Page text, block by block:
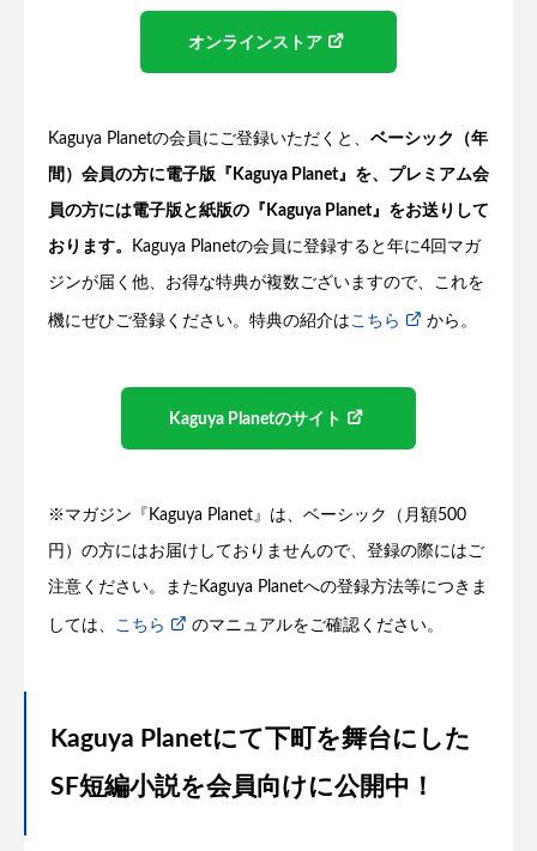
オンラインストア
Kaguya Planetの会員にご登録いただくと、 ベーシック（年
間）会員の方に電子版『Kaguya Planet』を、プレミアム会
員の方には電子版と紙版の『Kaguya Planet』をお送りして
おります。 Kaguya Planetの会員に登録すると年に4回マガ
ジンが届く他、お得な特典が複数ございますので、これを
機にぜひご登録ください。特典の紹介はこちら から。
Kaguya Planetのサイト
※マガジン『Kaguya Planet』は、ベーシック（月額500
円）の方にはお届けしておりませんので、登録の際にはご
注意ください。またKaguya Planetへの登録方法等につきま
しては、 こちら のマニュアルをご確認ください。
Kaguya Planetにて下町を舞台にした
SF短編小説を会員向けに公開中！